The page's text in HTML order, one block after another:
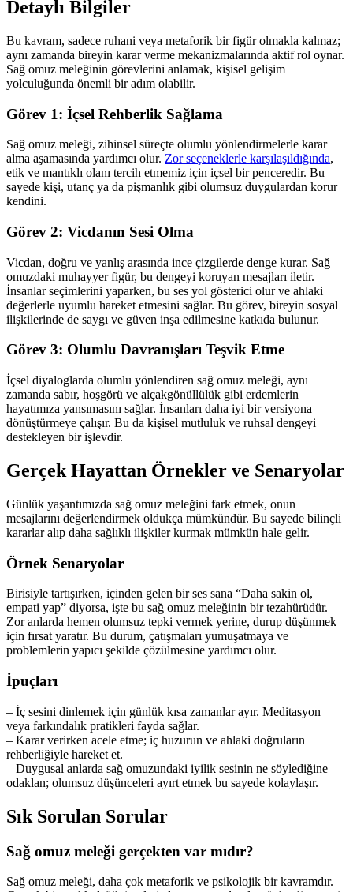
Detaylı Bilgiler
Bu kavram, sadece ruhani veya metaforik bir figür olmakla kalmaz;
aynı zamanda bireyin karar verme mekanizmalarında aktif rol oynar.
Sağ omuz meleğinin görevlerini anlamak, kişisel gelişim
yolculuğunda önemli bir adım olabilir.
Görev 1: İçsel Rehberlik Sağlama
Sağ omuz meleği, zihinsel süreçte olumlu yönlendirmelerle karar
alma aşamasında yardımcı olur. Zor seçeneklerle karşılaşıldığında,
etik ve mantıklı olanı tercih etmemiz için içsel bir penceredir. Bu
sayede kişi, utanç ya da pişmanlık gibi olumsuz duygulardan korur
kendini.
Görev 2: Vicdanın Sesi Olma
Vicdan, doğru ve yanlış arasında ince çizgilerde denge kurar. Sağ
omuzdaki muhayyer figür, bu dengeyi koruyan mesajları iletir.
İnsanlar seçimlerini yaparken, bu ses yol gösterici olur ve ahlaki
değerlerle uyumlu hareket etmesini sağlar. Bu görev, bireyin sosyal
ilişkilerinde de saygı ve güven inşa edilmesine katkıda bulunur.
Görev 3: Olumlu Davranışları Teşvik Etme
İçsel diyaloglarda olumlu yönlendiren sağ omuz meleği, aynı
zamanda sabır, hoşgörü ve alçakgönüllülük gibi erdemlerin
hayatımıza yansımasını sağlar. İnsanları daha iyi bir versiyona
dönüştürmeye çalışır. Bu da kişisel mutluluk ve ruhsal dengeyi
destekleyen bir işlevdir.
Gerçek Hayattan Örnekler ve Senaryolar
Günlük yaşantımızda sağ omuz meleğini fark etmek, onun
mesajlarını değerlendirmek oldukça mümkündür. Bu sayede bilinçli
kararlar alıp daha sağlıklı ilişkiler kurmak mümkün hale gelir.
Örnek Senaryolar
Birisiyle tartışırken, içinden gelen bir ses sana “Daha sakin ol,
empati yap” diyorsa, işte bu sağ omuz meleğinin bir tezahürüdür.
Zor anlarda hemen olumsuz tepki vermek yerine, durup düşünmek
için fırsat yaratır. Bu durum, çatışmaları yumuşatmaya ve
problemlerin yapıcı şekilde çözülmesine yardımcı olur.
İpuçları
– İç sesini dinlemek için günlük kısa zamanlar ayır. Meditasyon
veya farkındalık pratikleri fayda sağlar.
– Karar verirken acele etme; iç huzurun ve ahlaki doğruların
rehberliğiyle hareket et.
– Duygusal anlarda sağ omuzundaki iyilik sesinin ne söylediğine
odaklan; olumsuz düşünceleri ayırt etmek bu sayede kolaylaşır.
Sık Sorulan Sorular
Sağ omuz meleği gerçekten var mıdır?
Sağ omuz meleği, daha çok metaforik ve psikolojik bir kavramdır.